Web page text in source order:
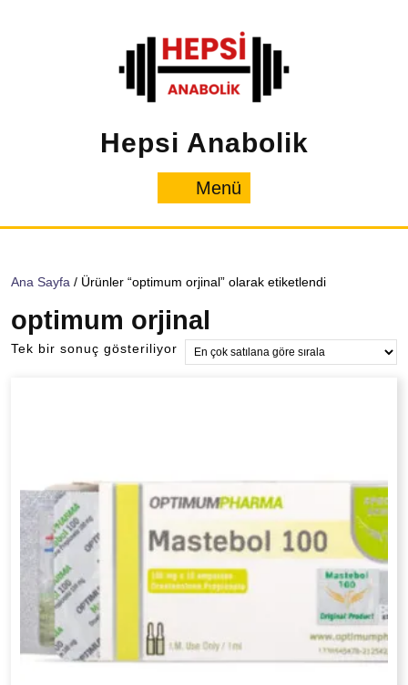
Hepsi Anabolik
Menü
Ana Sayfa / Ürünler “optimum orjinal” olarak etiketlendi
optimum orjinal
Tek bir sonuç gösteriliyor